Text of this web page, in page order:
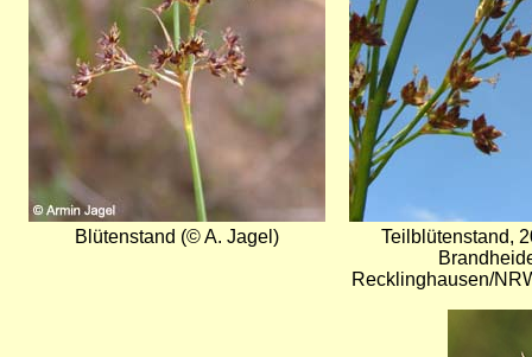
Blütenstand (© A. Jagel)
Teilblütenstand,
Recklinghausen/